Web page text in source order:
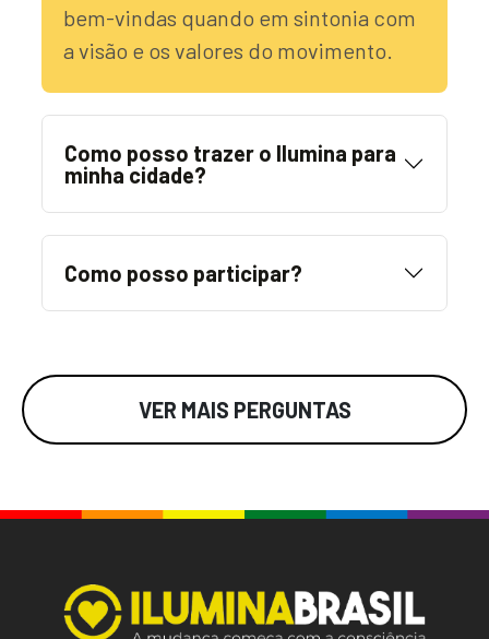
bem-vindas quando em sintonia com
a visão e os valores do movimento.
Como posso trazer o Ilumina para
minha cidade?
Como posso participar?
VER MAIS PERGUNTAS